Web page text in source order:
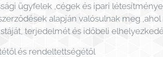
ügyfelek ,cégek és ipari
alapján valósulnak meg
terjedelmét és időbeli
és rendeltettségétől